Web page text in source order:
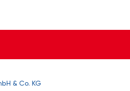
& Co. KG